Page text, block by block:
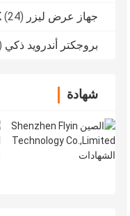
جهاز عرض ليزر 4K (24)
بروجكتر أندرويد ذكي
شهادة